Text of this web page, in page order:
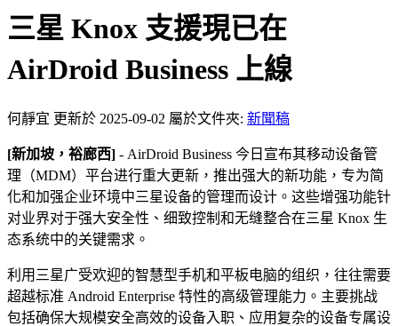
三星 Knox 支援現已在
AirDroid Business 上線
何靜宜 更新於 2025-09-02 屬於文件夾: 新聞稿
[新加坡，裕廊西] - AirDroid Business 今日宣布其移动设备管
理（MDM）平台进行重大更新，推出强大的新功能，专为简
化和加强企业环境中三星设备的管理而设计。这些增强功能针
对业界对于强大安全性、细致控制和无缝整合在三星 Knox 生
态系统中的关键需求。
利用三星广受欢迎的智慧型手机和平板电脑的组织，往往需要
超越标准 Android Enterprise 特性的高级管理能力。主要挑战
包括确保大规模安全高效的设备入职、应用复杂的设备专属设